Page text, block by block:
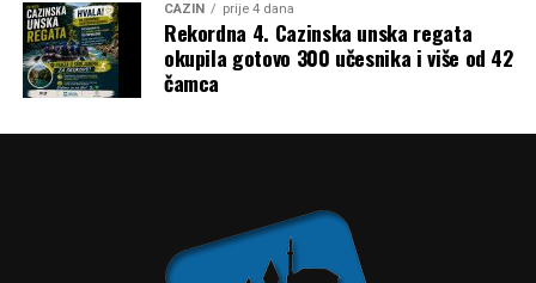
CAZIN prije 4 dana
Rekordna 4. Cazinska unska regata
okupila gotovo 300 učesnika i više od 42
čamca